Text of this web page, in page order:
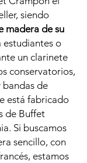
siendo
madera de su
estudiantes o
un clarinete
conservatorios,
bandas de
está fabricado
de Buffet
Si buscamos
sencillo, con
estamos